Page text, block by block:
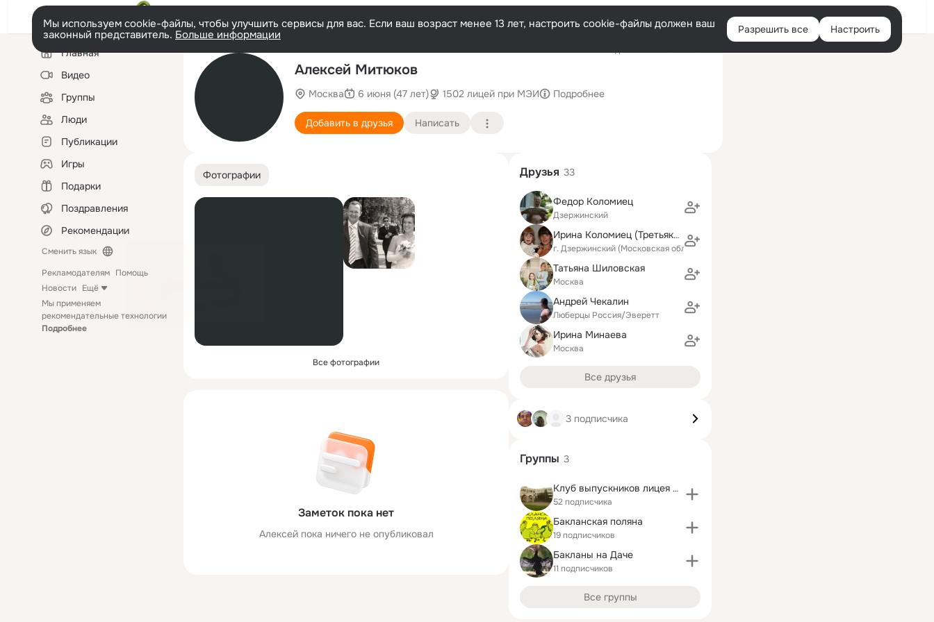
Войти
Мы используем cookie-файлы, чтобы улучшить сервисы для вас. Если ваш возраст менее 13 лет, настроить cookie-файлы должен ваш
законный представитель. Больше информации Разрешить все Настроить
Левая
колонкаГлавная
Видео
Группы
Люди
Публикации
Игры
Подарки
Поздравления
Рекомендации
Сменить язык
Рекламодателям Помощь
Новости Ещё
Мы применяем
рекомендательные технологии
Подробнее
Алексей Митюков
Москва 6 июня (47 лет) 1502 лицей при МЭИ Подробнее
Добавить в друзья Написать
Фотографии
Все фотографии
Заметок пока нет
Алексей пока ничего не опубликовал
Друзья 33
Федор Коломиец
Дзержинский
Ирина Коломиец (Третьякова)
г. Дзержинский (Московская область)
Татьяна Шиловская
Москва
Андрей Чекалин
Люберцы Россия/Эверетт
Ирина Минаева
Москва
Все друзья
3 подписчика
Группы 3
Клуб выпускников лицея №1502
52 подписчика
Бакланская поляна
19 подписчиков
Бакланы на Даче
11 подписчиков
Все группы